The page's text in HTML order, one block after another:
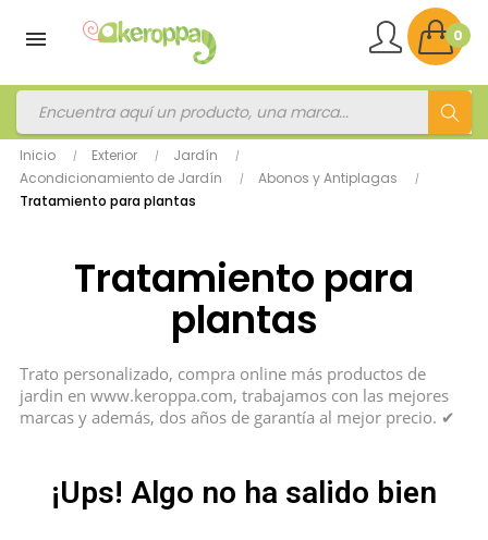
0
Inicio Exterior
Jardín
Acondicionamiento de Jardín
Abonos y Antiplagas
Tratamiento para plantas
Tratamiento para
plantas
Trato personalizado, compra online más productos de
jardin en www.keroppa.com, trabajamos con las mejores
marcas y además, dos años de garantía al mejor precio. ✔